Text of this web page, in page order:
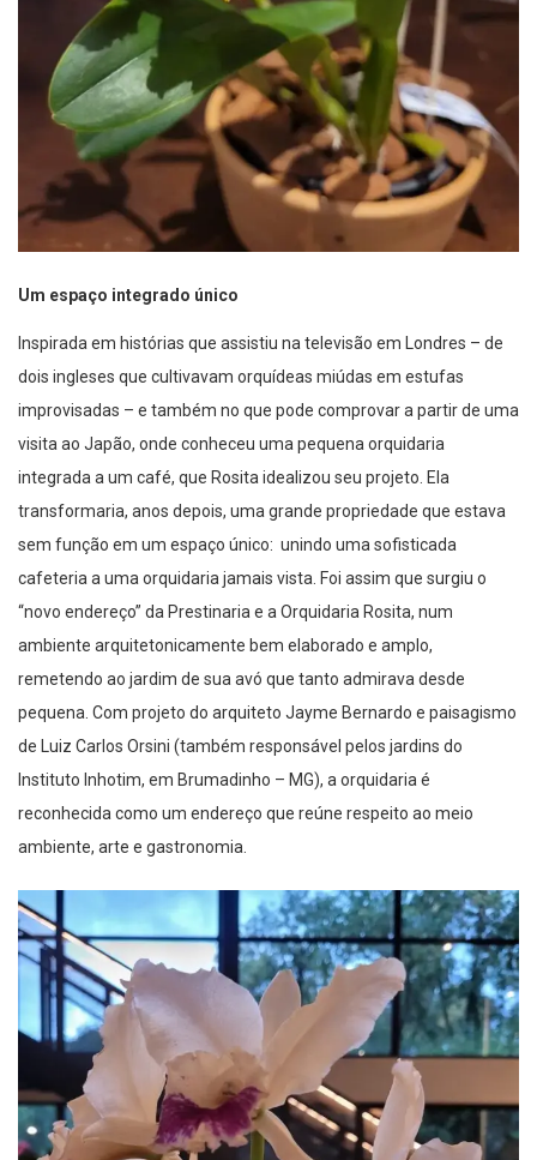
Um espaço integrado único
Inspirada em histórias que assistiu na televisão em Londres – de
dois ingleses que cultivavam orquídeas miúdas em estufas
improvisadas – e também no que pode comprovar a partir de uma
visita ao Japão, onde conheceu uma pequena orquidaria
integrada a um café, que Rosita idealizou seu projeto. Ela
transformaria, anos depois, uma grande propriedade que estava
sem função em um espaço único: unindo uma sofisticada
cafeteria a uma orquidaria jamais vista. Foi assim que surgiu o
“novo endereço” da Prestinaria e a Orquidaria Rosita, num
ambiente arquitetonicamente bem elaborado e amplo,
remetendo ao jardim de sua avó que tanto admirava desde
pequena. Com projeto do arquiteto Jayme Bernardo e paisagismo
de Luiz Carlos Orsini (também responsável pelos jardins do
Instituto Inhotim, em Brumadinho – MG), a orquidaria é
reconhecida como um endereço que reúne respeito ao meio
ambiente, arte e gastronomia.